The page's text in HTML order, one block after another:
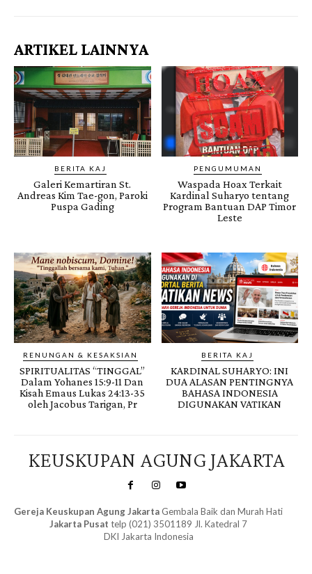
ARTIKEL LAINNYA
BERITA KAJ
Galeri Kemartiran St.
Andreas Kim Tae-gon, Paroki
Puspa Gading
PENGUMUMAN
Waspada Hoax Terkait
Kardinal Suharyo tentang
Program Bantuan DAP Timor
Leste
RENUNGAN & KESAKSIAN
SPIRITUALITAS “TINGGAL”
Dalam Yohanes 15:9-11 Dan
Kisah Emaus Lukas 24:13-35
oleh Jacobus Tarigan, Pr
BERITA KAJ
KARDINAL SUHARYO: INI
DUA ALASAN PENTINGNYA
BAHASA INDONESIA
DIGUNAKAN VATIKAN
KEUSKUPAN AGUNG JAKARTA
Gereja Keuskupan Agung Jakarta Gembala Baik dan Murah Hati
Jakarta Pusat telp (021) 3501189 Jl. Katedral 7
DKI Jakarta Indonesia